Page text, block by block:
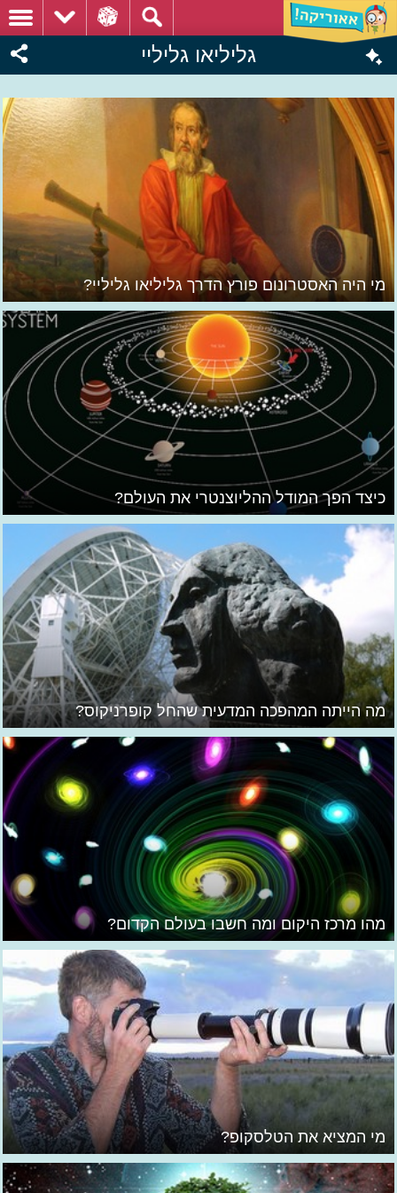
גליליאו גליליי
מי היה האסטרונום פורץ הדרך גליליאו גליליי?
כיצד הפך המודל ההליוצנטרי את העולם?
מה הייתה המהפכה המדעית שהחל קופרניקוס?
מהו מרכז היקום ומה חשבו בעולם הקדום?
מי המציא את הטלסקופ?